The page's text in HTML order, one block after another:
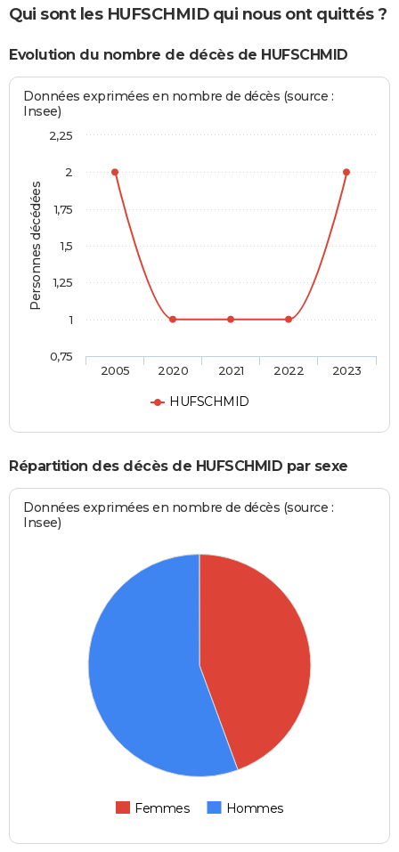
Qui sont les HUFSCHMID qui nous ont quittés ?
Evolution du nombre de décès de HUFSCHMID
Personnes décédées
Données exprimées en nombre de décès (source :
Insee)
HUFSCHMID
2005 2020 2021 2022 2023
0,75
1
1,25
1,5
1,75
2
2,25
Répartition des décès de HUFSCHMID par sexe
Données exprimées en nombre de décès (source :
Insee)
Femmes Hommes